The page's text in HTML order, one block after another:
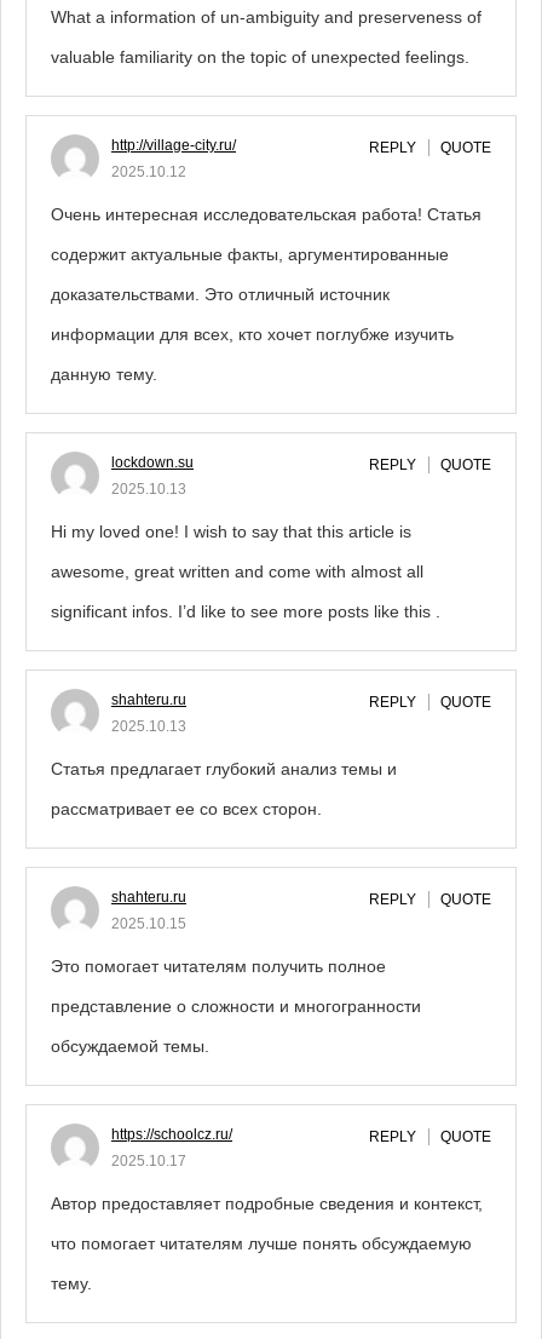
What a information of un-ambiguity and preserveness of
valuable familiarity on the topic of unexpected feelings.
http://village-city.ru/
2025.10.12
REPLY QUOTE
Очень интересная исследовательская работа! Статья
содержит актуальные факты, аргументированные
доказательствами. Это отличный источник
информации для всех, кто хочет поглубже изучить
данную тему.
lockdown.su
2025.10.13
REPLY QUOTE
Hi my loved one! I wish to say that this article is
awesome, great written and come with almost all
significant infos. I’d like to see more posts like this .
shahteru.ru
2025.10.13
REPLY QUOTE
Статья предлагает глубокий анализ темы и
рассматривает ее со всех сторон.
shahteru.ru
2025.10.15
REPLY QUOTE
Это помогает читателям получить полное
представление о сложности и многогранности
обсуждаемой темы.
https://schoolcz.ru/
2025.10.17
REPLY QUOTE
Автор предоставляет подробные сведения и контекст,
что помогает читателям лучше понять обсуждаемую
тему.